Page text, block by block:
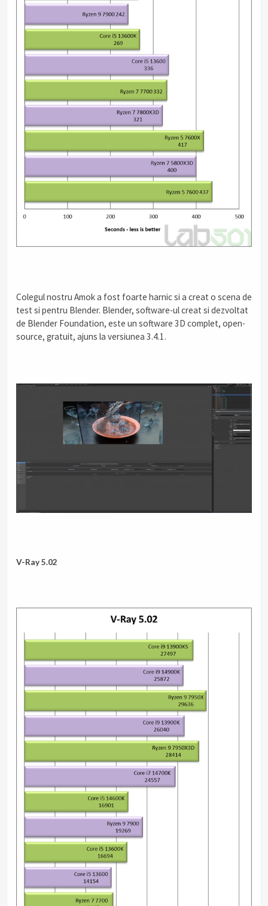
Colegul nostru Amok a fost foarte harnic si a creat o scena de
test si pentru Blender. Blender, software-ul creat si dezvoltat
de Blender Foundation, este un software 3D complet, open-
source, gratuit, ajuns la versiunea 3.4.1.
V-Ray 5.02